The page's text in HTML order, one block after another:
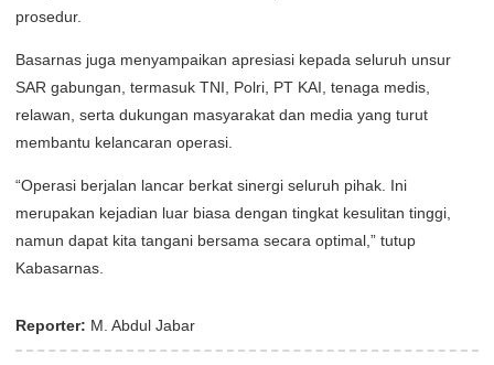
prosedur.
Basarnas juga menyampaikan apresiasi kepada seluruh unsur
SAR gabungan, termasuk TNI, Polri, PT KAI, tenaga medis,
relawan, serta dukungan masyarakat dan media yang turut
membantu kelancaran operasi.
“Operasi berjalan lancar berkat sinergi seluruh pihak. Ini
merupakan kejadian luar biasa dengan tingkat kesulitan tinggi,
namun dapat kita tangani bersama secara optimal,” tutup
Kabasarnas.
Reporter: M. Abdul Jabar